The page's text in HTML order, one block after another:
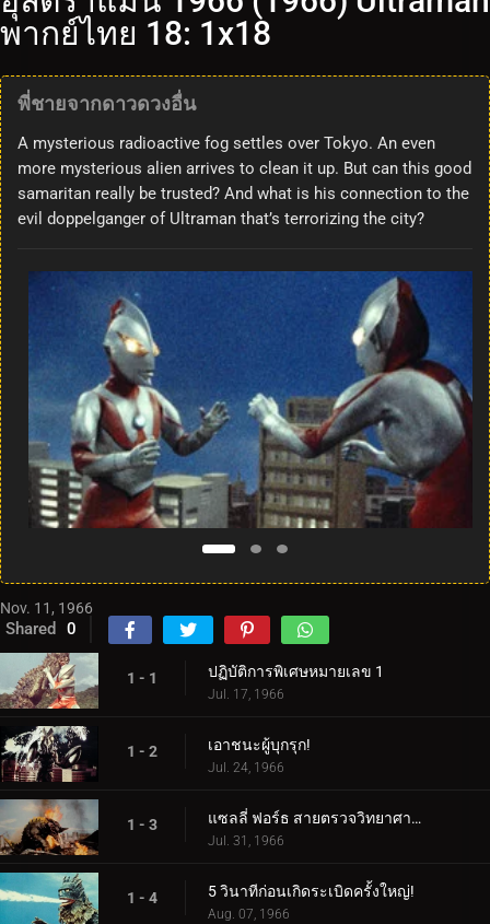
พากย์ไทย 18: 1x18
พี่ชายจากดาวดวงอื่น
A mysterious radioactive fog settles over Tokyo. An even
more mysterious alien arrives to clean it up. But can this good
samaritan really be trusted? And what is his connection to the
evil doppelganger of Ultraman that’s terrorizing the city?
Nov. 11, 1966
Shared 0
1 - 1 ปฏิบัติการพิเศษหมายเลข 1
Jul. 17, 1966
1 - 2 เอาชนะผู้บุกรุก!
Jul. 24, 1966
1 - 3 แซลลี่ ฟอร์ธ สายตรวจวิทยาศาสตร์!
Jul. 31, 1966
1 - 4 5 วินาทีก่อนเกิดระเบิดครั้งใหญ่!
Aug. 07, 1966